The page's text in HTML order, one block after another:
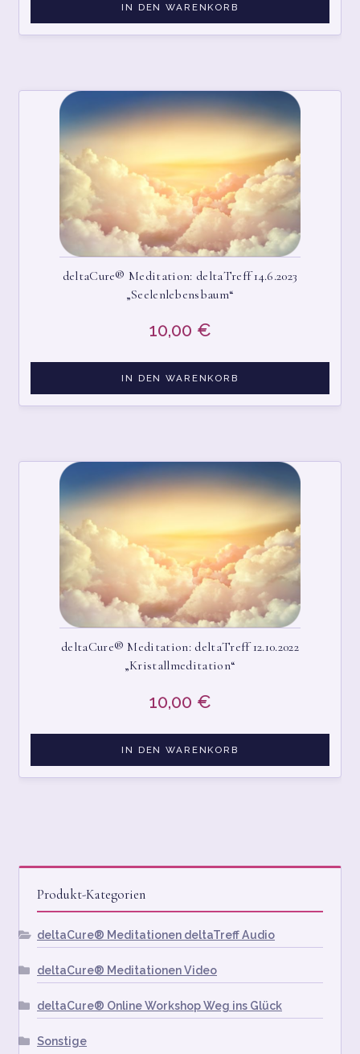
IN DEN WARENKORB
deltaCure® Meditation: deltaTreff 14.6.2023
„Seelenlebensbaum“
10,00 €
IN DEN WARENKORB
deltaCure® Meditation: deltaTreff 12.10.2022
„Kristallmeditation“
10,00 €
IN DEN WARENKORB
Produkt-Kategorien
deltaCure® Meditationen deltaTreff Audio
deltaCure® Meditationen Video
deltaCure® Online Workshop Weg ins Glück
Sonstige